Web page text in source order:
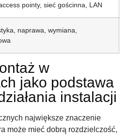
pointy, sieć gościnna, LAN
naprawa, wymiana,
w
jako podstawa
instalacji
największe znaczenie
może mieć dobrą rozdzielczość,